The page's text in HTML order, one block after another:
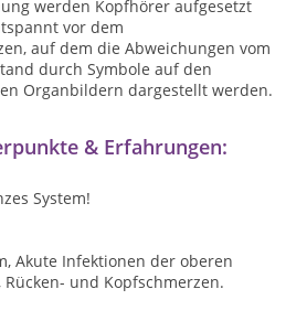
werden Kopfhörer aufgesetzt
vor dem
auf dem die Abweichungen vom
durch Symbole auf den
Organbildern dargestellt werden.
& Erfahrungen:
System!
Akute Infektionen der oberen
und Kopfschmerzen.